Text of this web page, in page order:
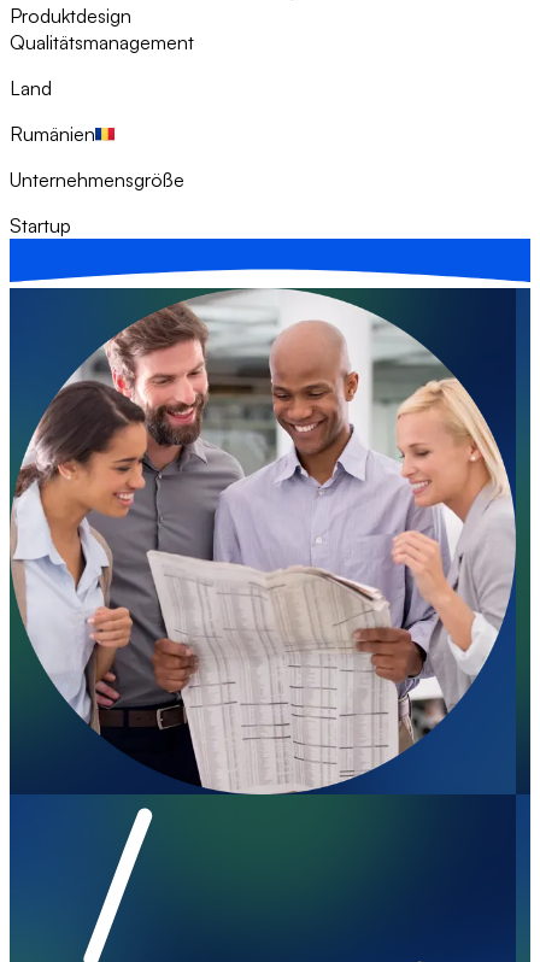
Produktdesign
Qualitätsmanagement
Land
Rumänien
Unternehmensgröße
Startup